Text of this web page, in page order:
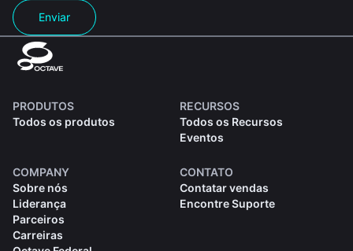
Enviar
PRODUTOS
Todos os produtos
RECURSOS
Todos os Recursos
Eventos
COMPANY
Sobre nós
Liderança
Parceiros
Carreiras
CONTATO
Contatar vendas
Encontre Suporte